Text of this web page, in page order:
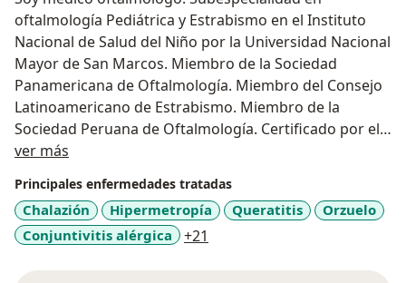
oftalmología Pediátrica y Estrabismo en el Instituto
Nacional de Salud del Niño por la Universidad Nacional
Mayor de San Marcos. Miembro de la Sociedad
Panamericana de Oftalmología. Miembro del Consejo
Latinoamericano de Estrabismo. Miembro de la
Sociedad Peruana de Oftalmología. Certificado por el
International Council Ophthalmology.
ver más
Principales enfermedades tratadas
Chalazión Hipermetropía Queratitis
Orzuelo
Conjuntivitis alérgica
+21